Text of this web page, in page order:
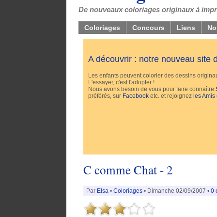
De nouveaux coloriages originaux à
Coloriages Concours Liens
A découvrir : notre nouveau site
Les enfants peuvent colorier des dessins
L'essayer, c'est l'adopter !
Nous avons besoin de vous pour faire connaître
préférés, sur Facebook etc. et rejoignez les
C comme Chat - 2
Par Elsa • Coloriages • Dimanche 02/09/2007 • 0